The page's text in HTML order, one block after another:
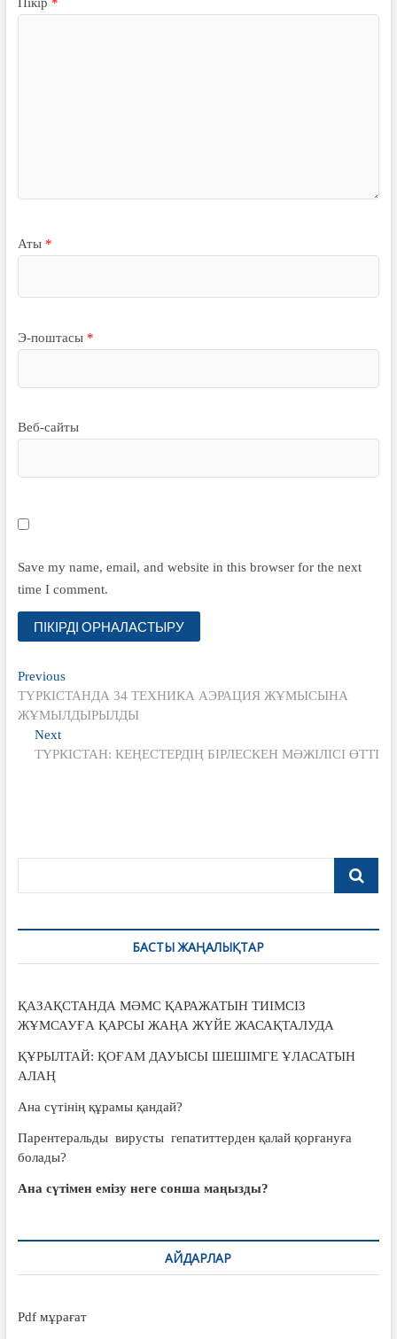
Аты *
Э-поштасы *
Веб-сайты
Save my name, email, and website in this browser for the next
time I comment.
Жазба
навигациясы
PreviousPrevious
post:
ТҮРКІСТАНДА 34 ТЕХНИКА АЭРАЦИЯ ЖҰМЫСЫНА
ЖҰМЫЛДЫРЫЛДЫ
NextNext
post:
ТҮРКІСТАН: КЕҢЕСТЕРДІҢ БІРЛЕСКЕН МӘЖІЛІСІ ӨТТІ
БАСТЫ ЖАҢАЛЫҚТАР
ҚАЗАҚСТАНДА МӘМС ҚАРАЖАТЫН ТИІМСІЗ
ЖҰМСАУҒА ҚАРСЫ ЖАҢА ЖҮЙЕ ЖАСАҚТАЛУДА
ҚҰРЫЛТАЙ: ҚОҒАМ ДАУЫСЫ ШЕШІМГЕ ҰЛАСАТЫН
АЛАҢ
Ана сүтінің құрамы қандай?
Парентеральды вирусты гепатиттерден қалай қорғануға
болады?
Ана сүтімен емізу неге сонша маңызды?
АЙДАРЛАР
Pdf мұрағат